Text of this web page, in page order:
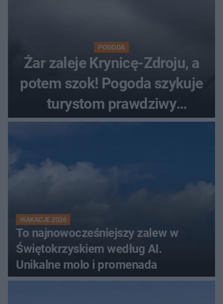
POGODA
Żar zaleje Krynicę-Zdroju, a
potem szok! Pogoda szykuje
turystom prawdziwy
rollercoaster
WAKACJE 2026
To najnowocześniejszy zalew w
Świętokrzyskiem według AI.
Unikalne molo i promenada